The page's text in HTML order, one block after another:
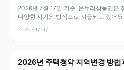
2026년 7월 17일 기준, 온누리상품권은
다양한 시기와 방식으로 지급되고 있어
2026-07-17
2026년 주택청약 지역변경 방법